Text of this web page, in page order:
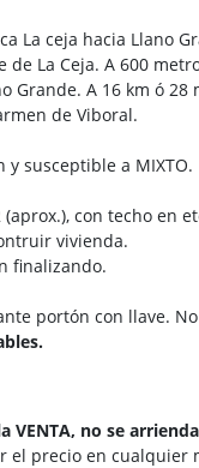
La ceja hacia Llano
de La Ceja. A 600
Grande. A 16 km ó 28
de Viboral.
y susceptible a MIXTO.
con techo en
vivienda.
finalizando.
portón con llave.
VENTA, no se
el precio en